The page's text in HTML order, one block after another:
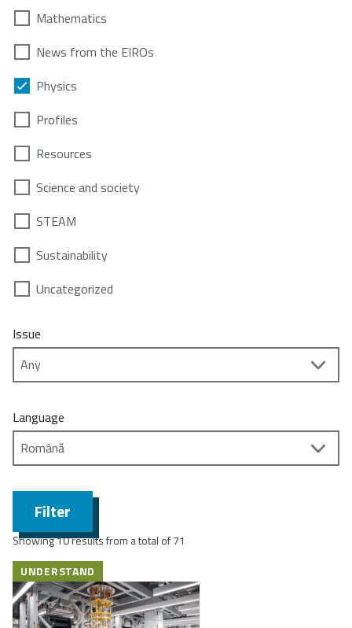
Mathematics
News from the EIROs
Physics
Profiles
Resources
Science and society
STEAM
Sustainability
Uncategorized
Issue
Language
Filter
Showing 10 results from a total of 71
UNDERSTAND